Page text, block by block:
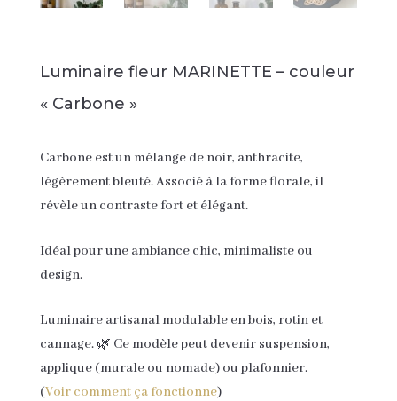
Luminaire fleur MARINETTE – couleur
« Carbone »
Carbone est un mélange de noir, anthracite,
légèrement bleuté. Associé à la forme florale, il
révèle un contraste fort et élégant.
Idéal pour une ambiance chic, minimaliste ou
design.
Luminaire artisanal modulable en bois, rotin et
cannage. 🌿 Ce modèle peut devenir suspension,
applique (murale ou nomade) ou plafonnier.
(Voir comment ça fonctionne)